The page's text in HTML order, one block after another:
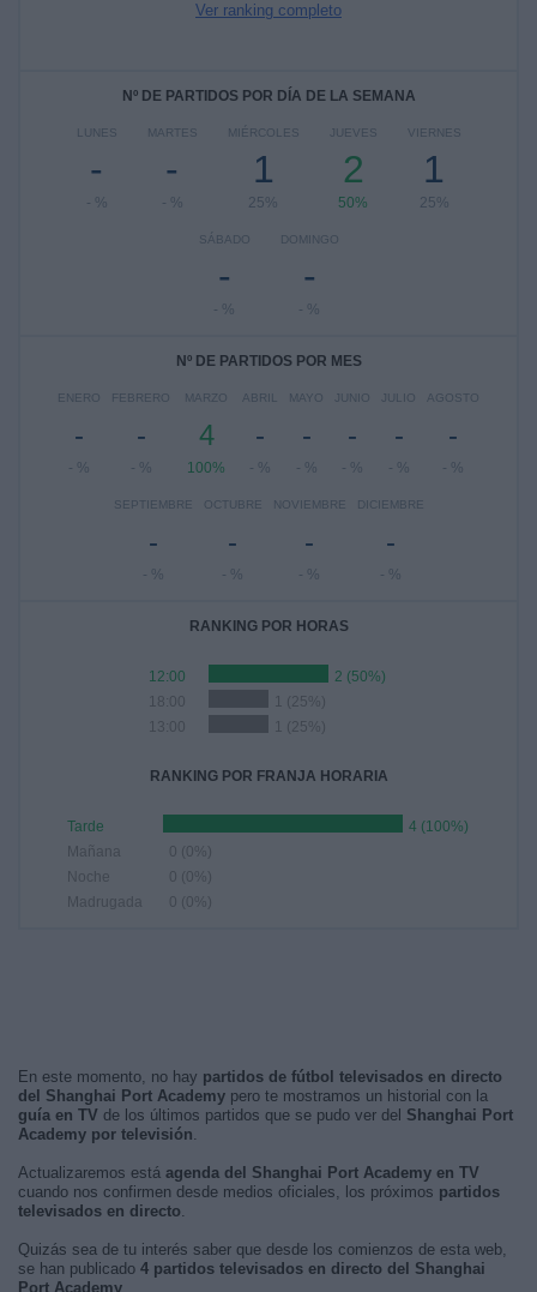
Ver ranking completo
Nº DE PARTIDOS POR DÍA DE LA SEMANA
LUNES
-
- %
MARTES
-
- %
MIÉRCOLES
1
25%
JUEVES
2
50%
VIERNES
1
25%
SÁBADO
-
- %
DOMINGO
-
- %
Nº DE PARTIDOS POR MES
ENERO
-
- %
FEBRERO
-
- %
MARZO
4
100%
ABRIL
-
- %
MAYO
-
- %
JUNIO
-
- %
JULIO
-
- %
AGOSTO
-
- %
SEPTIEMBRE
-
- %
OCTUBRE
-
- %
NOVIEMBRE
-
- %
DICIEMBRE
-
- %
RANKING POR HORAS
12:00
2 (50%)
18:00
1 (25%)
13:00
1 (25%)
RANKING POR FRANJA HORARIA
Tarde
4 (100%)
Mañana
0 (0%)
Noche
0 (0%)
Madrugada
0 (0%)
En este momento, no hay partidos de fútbol televisados en directo
del Shanghai Port Academy pero te mostramos un historial con la
guía en TV de los últimos partidos que se pudo ver del Shanghai Port
Academy por televisión.
Actualizaremos está agenda del Shanghai Port Academy en TV
cuando nos confirmen desde medios oficiales, los próximos partidos
televisados en directo.
Quizás sea de tu interés saber que desde los comienzos de esta web,
se han publicado 4 partidos televisados en directo del Shanghai
Port Academy